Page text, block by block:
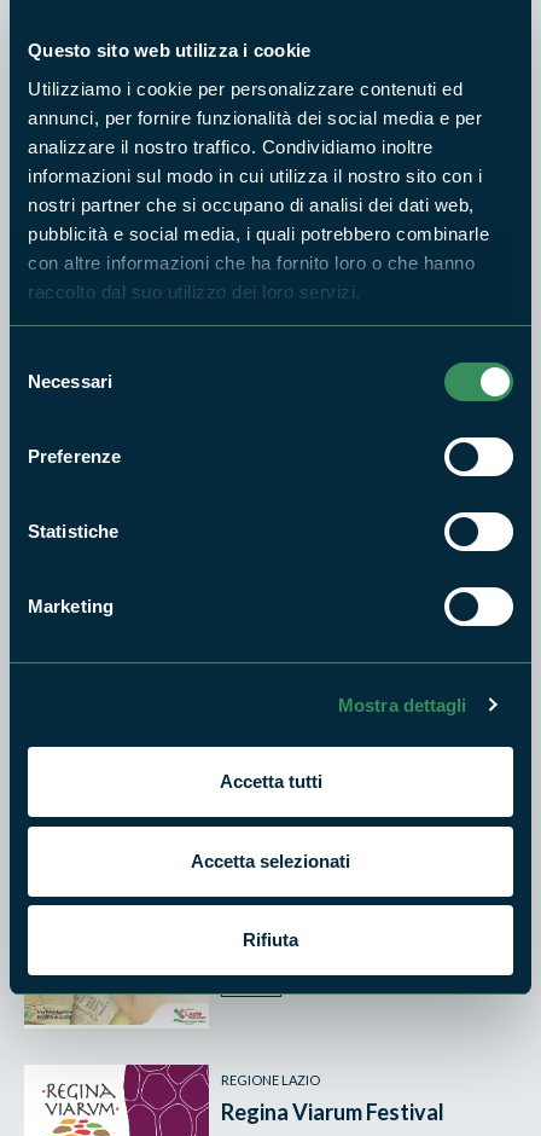
Questo sito web utilizza i cookie
Utilizziamo i cookie per personalizzare contenuti ed
annunci, per fornire funzionalità dei social media e per
analizzare il nostro traffico. Condividiamo inoltre
informazioni sul modo in cui utilizza il nostro sito con i
nostri partner che si occupano di analisi dei dati web,
pubblicità e social media, i quali potrebbero combinarle
con altre informazioni che ha fornito loro o che hanno
raccolto dal suo utilizzo dei loro servizi.
delNecessari
Preferenze
Statistiche
Marketing
Mostra dettagli
Accetta tutti
Accetta selezionati
Rifiuta
PARCO RIVIERA DI ULISSE
Escursione in kayak nel mare
di Sperlonga
7
LUG
2026
Nordic Walking a Monte
Gli Itinerari del Parco Riviera
di Ulisse
29
REGIONE LAZIO
Regina Viarum Festival